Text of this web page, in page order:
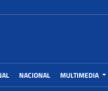
NACIONAL MULTIMEDIA